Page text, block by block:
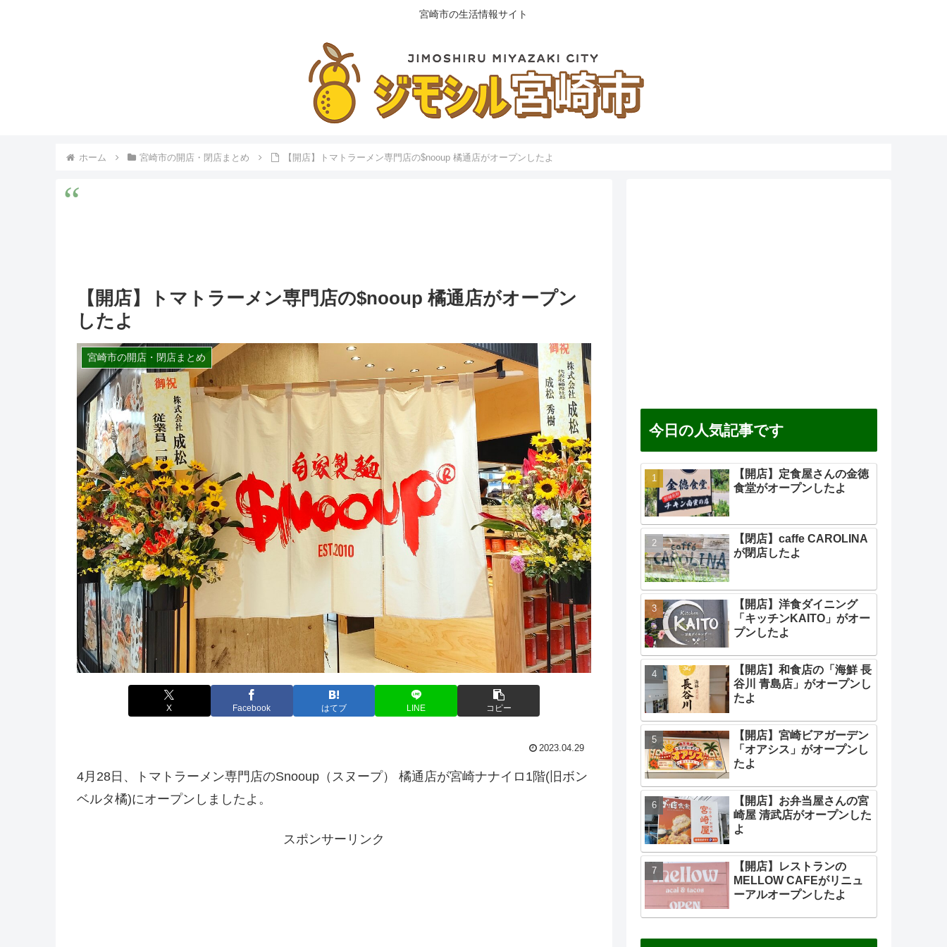
宮崎市の生活情報サイト
ホーム 宮崎市の開店・閉店まとめ 【開店】トマトラーメン専門店の$nooup 橘通店がオープンしたよ
【開店】トマトラーメン専門店の$nooup 橘通店がオープン
したよ
宮崎市の開店・閉店まとめ
X Facebook はてブ LINE コピー
2023.04.29
4月28日、トマトラーメン専門店のSnooup（スヌープ） 橘通店が宮崎ナナイロ1階(旧ボン
ベルタ橘)にオープンしましたよ。
スポンサーリンク
今日の人気記事です
【開店】定食屋さんの金徳
食堂がオープンしたよ
【閉店】caffe CAROLINA
が閉店したよ
【開店】洋食ダイニング
「キッチンKAITO」がオー
プンしたよ
【開店】和食店の「海鮮 長
谷川 青島店」がオープンし
たよ
【開店】宮崎ビアガーデン
「オアシス」がオープンし
たよ
【開店】お弁当屋さんの宮
崎屋 清武店がオープンした
よ
【開店】レストランの
MELLOW CAFEがリニュ
ーアルオープンしたよ